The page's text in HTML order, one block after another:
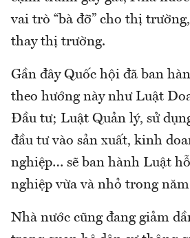
vai trò “bà đỡ” cho thị
thay thị trường.
Gần đây Quốc hội đã ban
theo hướng này như Luật
Đầu tư; Luật Quản lý, sử
đầu tư vào sản xuất, kinh
nghiệp… sẽ ban hành Luật
nghiệp vừa và nhỏ trong
Nhà nước cũng đang giảm